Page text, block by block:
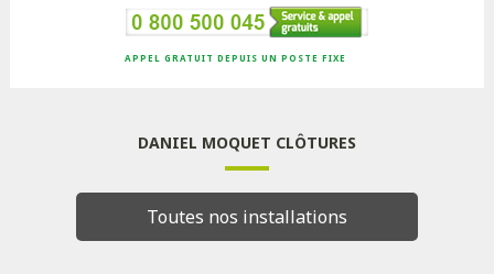
APPEL GRATUIT DEPUIS UN POSTE FIXE
DANIEL MOQUET CLÔTURES
Toutes nos installations